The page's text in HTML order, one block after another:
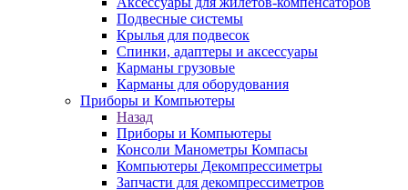
Подвесные системы
Крылья для подвесок
Спинки, адаптеры и аксессуары
Карманы грузовые
Карманы для оборудования
Приборы и Компьютеры
Назад
Приборы и Компьютеры
Консоли Манометры Компасы
Компьютеры Декомпрессиметры
Запчасти для декомпрессиметров